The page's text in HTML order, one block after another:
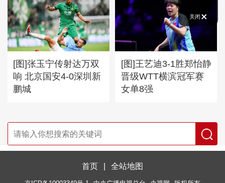
关闭
[图]张玉宁传射达万双
响 北京国安4-0深圳新
鹏城
[图]王艺迪3-1胜郑怡静
晋级WTT横滨冠军赛
女单8强
首页 全站地图